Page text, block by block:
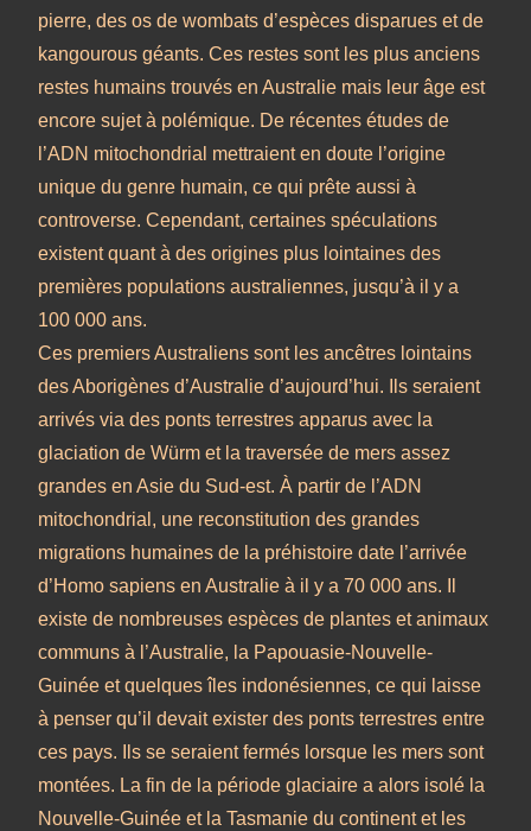
pierre, des os de wombats d’espèces disparues et de
kangourous géants. Ces restes sont les plus anciens
restes humains trouvés en Australie mais leur âge est
encore sujet à polémique. De récentes études de
l’ADN mitochondrial mettraient en doute l’origine
unique du genre humain, ce qui prête aussi à
controverse. Cependant, certaines spéculations
existent quant à des origines plus lointaines des
premières populations australiennes, jusqu’à il y a
100 000 ans.
Ces premiers Australiens sont les ancêtres lointains
des Aborigènes d’Australie d’aujourd’hui. Ils seraient
arrivés via des ponts terrestres apparus avec la
glaciation de Würm et la traversée de mers assez
grandes en Asie du Sud-est. À partir de l’ADN
mitochondrial, une reconstitution des grandes
migrations humaines de la préhistoire date l’arrivée
d’Homo sapiens en Australie à il y a 70 000 ans. Il
existe de nombreuses espèces de plantes et animaux
communs à l’Australie, la Papouasie-Nouvelle-
Guinée et quelques îles indonésiennes, ce qui laisse
à penser qu’il devait exister des ponts terrestres entre
ces pays. Ils se seraient fermés lorsque les mers sont
montées. La fin de la période glaciaire a alors isolé la
Nouvelle-Guinée et la Tasmanie du continent et les